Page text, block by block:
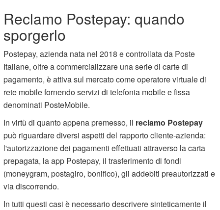
Reclamo Postepay: quando
sporgerlo
Postepay, azienda nata nel 2018 e controllata da Poste
Italiane, oltre a commercializzare una serie di carte di
pagamento, è attiva sul mercato come operatore virtuale di
rete mobile fornendo servizi di telefonia mobile e fissa
denominati PosteMobile.
In virtù di quanto appena premesso, il reclamo Postepay
può riguardare diversi aspetti del rapporto cliente-azienda:
l'autorizzazione dei pagamenti effettuati attraverso la carta
prepagata, la app Postepay, il trasferimento di fondi
(moneygram, postagiro, bonifico), gli addebiti preautorizzati e
via discorrendo.
In tutti questi casi è necessario descrivere sinteticamente il